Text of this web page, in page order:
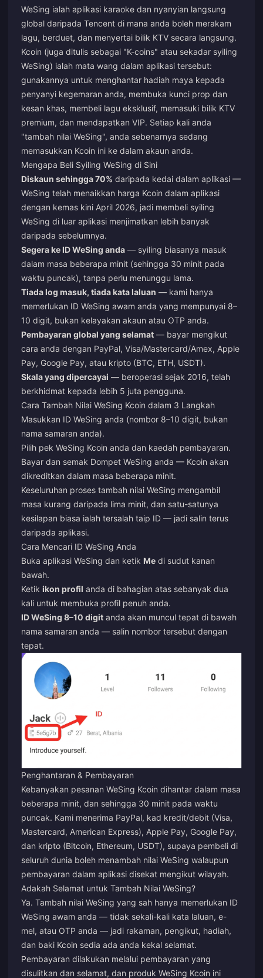
WeSing ialah aplikasi karaoke dan nyanyian langsung
global daripada Tencent di mana anda boleh merakam
lagu, berduet, dan menyertai bilik KTV secara langsung.
Kcoin (juga ditulis sebagai "K-coins" atau sekadar syiling
WeSing) ialah mata wang dalam aplikasi tersebut:
gunakannya untuk menghantar hadiah maya kepada
penyanyi kegemaran anda, membuka kunci prop dan
kesan khas, membeli lagu eksklusif, memasuki bilik KTV
premium, dan mendapatkan VIP. Setiap kali anda
"tambah nilai WeSing", anda sebenarnya sedang
memasukkan Kcoin ini ke dalam akaun anda.
Mengapa Beli Syiling WeSing di Sini
Diskaun sehingga 70% daripada kedai dalam aplikasi —
WeSing telah menaikkan harga Kcoin dalam aplikasi
dengan kemas kini April 2026, jadi membeli syiling
WeSing di luar aplikasi menjimatkan lebih banyak
daripada sebelumnya.
Segera ke ID WeSing anda — syiling biasanya masuk
dalam masa beberapa minit (sehingga 30 minit pada
waktu puncak), tanpa perlu menunggu lama.
Tiada log masuk, tiada kata laluan — kami hanya
memerlukan ID WeSing awam anda yang mempunyai 8–
10 digit, bukan kelayakan akaun atau OTP anda.
Pembayaran global yang selamat — bayar mengikut
cara anda dengan PayPal, Visa/Mastercard/Amex, Apple
Pay, Google Pay, atau kripto (BTC, ETH, USDT).
Skala yang dipercayai — beroperasi sejak 2016, telah
berkhidmat kepada lebih 5 juta pengguna.
Cara Tambah Nilai WeSing Kcoin dalam 3 Langkah
Masukkan ID WeSing anda (nombor 8–10 digit, bukan
nama samaran anda).
Pilih pek WeSing Kcoin anda dan kaedah pembayaran.
Bayar dan semak Dompet WeSing anda — Kcoin akan
dikreditkan dalam masa beberapa minit.
Keseluruhan proses tambah nilai WeSing mengambil
masa kurang daripada lima minit, dan satu-satunya
kesilapan biasa ialah tersalah taip ID — jadi salin terus
daripada aplikasi.
Cara Mencari ID WeSing Anda
Buka aplikasi WeSing dan ketik Me di sudut kanan
bawah.
Ketik ikon profil anda di bahagian atas sebanyak dua
kali untuk membuka profil penuh anda.
ID WeSing 8–10 digit anda akan muncul tepat di bawah
nama samaran anda — salin nombor tersebut dengan
tepat.
Penghantaran & Pembayaran
Kebanyakan pesanan WeSing Kcoin dihantar dalam masa
beberapa minit, dan sehingga 30 minit pada waktu
puncak. Kami menerima PayPal, kad kredit/debit (Visa,
Mastercard, American Express), Apple Pay, Google Pay,
dan kripto (Bitcoin, Ethereum, USDT), supaya pembeli di
seluruh dunia boleh menambah nilai WeSing walaupun
pembayaran dalam aplikasi disekat mengikut wilayah.
Adakah Selamat untuk Tambah Nilai WeSing?
Ya. Tambah nilai WeSing yang sah hanya memerlukan ID
WeSing awam anda — tidak sekali-kali kata laluan, e-
mel, atau OTP anda — jadi rakaman, pengikut, hadiah,
dan baki Kcoin sedia ada anda kekal selamat.
Pembayaran dilakukan melalui pembayaran yang
disulitkan dan selamat, dan produk WeSing Kcoin ini